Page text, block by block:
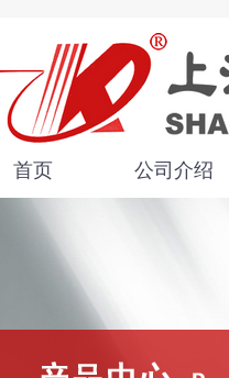
首页 公司介绍